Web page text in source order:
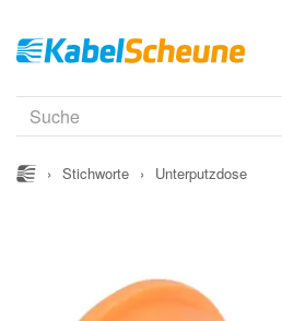
› Stichworte › Unterputzdose